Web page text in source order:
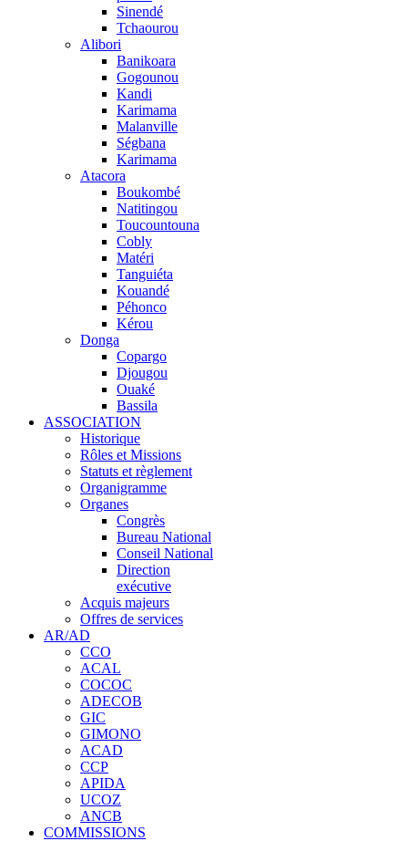
Sinendé
Tchaourou
Alibori
Banikoara
Gogounou
Kandi
Karimama
Malanville
Ségbana
Karimama
Atacora
Boukombé
Natitingou
Toucountouna
Cobly
Matéri
Tanguiéta
Kouandé
Péhonco
Kérou
Donga
Copargo
Djougou
Ouaké
Bassila
ASSOCIATION
Historique
Rôles et Missions
Statuts et règlement
Organigramme
Organes
Congrès
Bureau National
Conseil National
Direction
exécutive
Acquis majeurs
Offres de services
AR/AD
CCO
ACAL
COCOC
ADECOB
GIC
GIMONO
ACAD
CCP
APIDA
UCOZ
ANCB
COMMISSIONS